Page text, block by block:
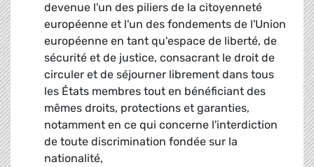
devenue l'un des piliers de la citoyenneté
européenne et l'un des fondements de l'Union
européenne en tant qu'espace de liberté, de
sécurité et de justice, consacrant le droit de
circuler et de séjourner librement dans tous
les États membres tout en bénéficiant des
mêmes droits, protections et garanties,
notamment en ce qui concerne l'interdiction
de toute discrimination fondée sur la
nationalité,